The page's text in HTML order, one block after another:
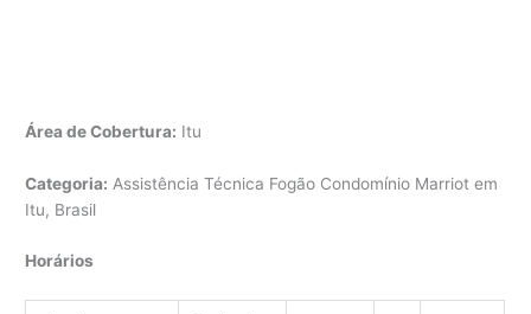
Área de Cobertura: Itu
Categoria: Assistência Técnica Fogão Condomínio Marriot em
Itu, Brasil
Horários